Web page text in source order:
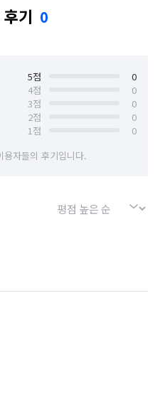
기 0
5점
0
4점
0
3점
0
2점
0
1점
0
자들의 후기입니다.